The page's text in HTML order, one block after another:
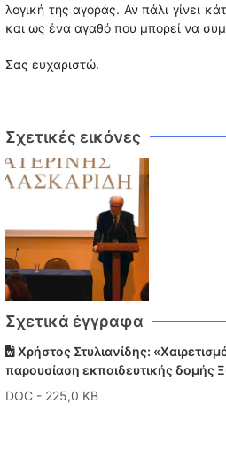
λογική της αγοράς. Αν πάλι γίνει
και ως ένα αγαθό που μπορεί να
Σας ευχαριστώ.
Σχετικές εικόνες
Σχετικά έγγραφα
Χρήστος Στυλιανίδης:
παρουσίαση εκπαιδευτικής δομής
DOC - 225,0 KB